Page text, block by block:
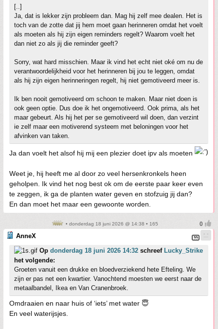
[..]
Ja, dat is lekker zijn probleem dan. Mag hij zelf mee dealen. Het is
toch van de zotte dat jij hem moet gaan herinneren omdat het voelt
als moeten als hij zijn eigen reminders regelt? Waarom voelt het
dan niet zo als jij die reminder geeft?
Sorry, wat hard misschien. Maar ik vind het echt niet oké om nu de
verantwoordelijkheid voor het herinneren bij jou te leggen, omdat
als hij zijn eigen herinneringen regelt, hij niet gemotiveerd meer is.
Ik ben nooit gemotiveerd om schoon te maken. Maar niet doen is
ook geen optie. Dus doe ik het ongemotiveerd. Ook prima, als het
maar gebeurt. Als hij het per se gemotiveerd wil doen, dan verzint
ie zelf maar een motiverend systeem met beloningen voor het
afvinken van taken.
Ja dan voelt het alsof hij mij een plezier doet ipv als moeten
Weet je, hij heeft me al door zo veel hersenkronkels heen
geholpen. Ik vind het nog best ok om de eerste paar keer even
te zeggen, ik ga de planten water geven en stofzuig jij dan?
En dan moet het maar een gewoonte worden.
• donderdag 18 juni 2026 @ 14:38 • 165
AnneX
Op donderdag 18 juni 2026 14:32 schreef Lucky_Strike
het volgende:
Groeten vanuit een drukke en bloedverziekend hete Efteling. We
zijn er pas net een kwartier. Vanochtend moesten we eerst naar de
metaalbandel, Ikea en Van Cranenbroek.
Omdraaien en naar huis of ‘iets’ met water 😇
En veel waterijsjes.